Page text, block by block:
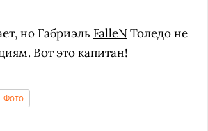
но Габриэль FalleNТоледо не
Вот это капитан!
Фото